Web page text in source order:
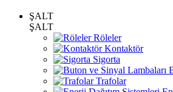
ŞALT
ŞALT
Röleler
Kontaktör
Sigorta
Trafolar